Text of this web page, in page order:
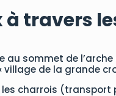
à travers
au sommet de
de la grande
charrois (transport